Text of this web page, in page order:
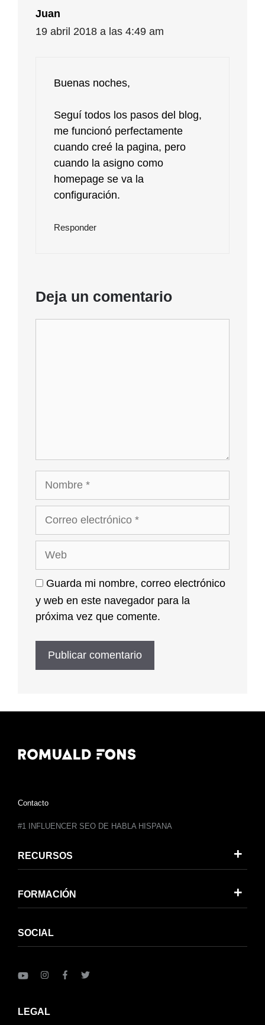
Juan
19 abril 2018 a las 4:49 am
Buenas noches,
Seguí todos los pasos del blog,
me funcionó perfectamente
cuando creé la pagina, pero
cuando la asigno como
homepage se va la
configuración.
Responder
Deja un comentario
Nombre
Guarda mi nombre, correo electrónico
y web en este navegador para la
próxima vez que comente.
Contacto
#1 INFLUENCER SEO DE HABLA HISPANA
RECURSOS
FORMACIÓN
SOCIAL
LEGAL